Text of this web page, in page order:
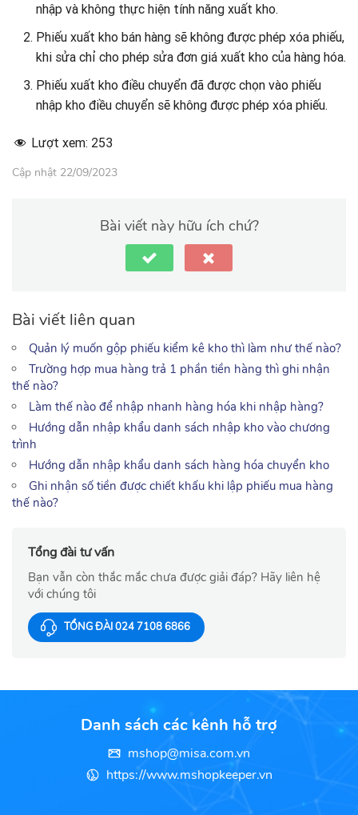
nhập và không thực hiện tính năng xuất kho.
Phiếu xuất kho bán hàng sẽ không được phép xóa phiếu,
khi sửa chỉ cho phép sửa đơn giá xuất kho của hàng hóa.
Phiếu xuất kho điều chuyển đã được chọn vào phiếu
nhập kho điều chuyển sẽ không được phép xóa phiếu.
Lượt xem: 253
Cập nhật 22/09/2023
Bài viết này hữu ích chứ?
Bài viết liên quan
Quản lý muốn gộp phiếu kiểm kê kho thì làm như thế nào?
Trường hợp mua hàng trả 1 phần tiền hàng thì ghi nhận
thế nào?
Làm thế nào để nhập nhanh hàng hóa khi nhập hàng?
Hướng dẫn nhập khẩu danh sách nhập kho vào chương
trình
Hướng dẫn nhập khẩu danh sách hàng hóa chuyển kho
Ghi nhận số tiền được chiết khấu khi lập phiếu mua hàng
thế nào?
Tổng đài tư vấn
Bạn vẫn còn thắc mắc chưa được giải đáp? Hãy liên hệ
với chúng tôi
TỔNG ĐÀI 024 7108 6866
Danh sách các kênh hỗ trợ
mshop@misa.com.vn
https://www.mshopkeeper.vn